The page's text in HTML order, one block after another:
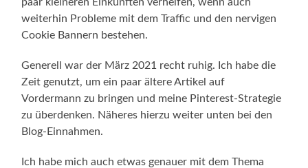
weiterhin Probleme mit dem Traffic und den nervigen
Cookie Bannern bestehen.
Generell war der März 2021 recht ruhig. Ich habe die
Zeit genutzt, um ein paar ältere Artikel auf
Vordermann zu bringen und meine Pinterest-Strategie
zu überdenken. Näheres hierzu weiter unten bei den
Blog-Einnahmen.
Ich habe mich auch etwas genauer mit dem Thema